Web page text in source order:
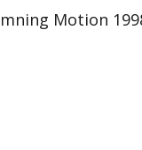
Motion